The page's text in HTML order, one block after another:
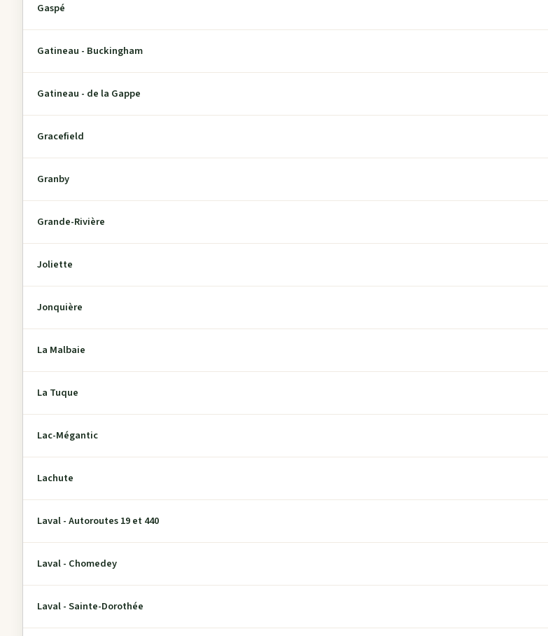
Gaspé
Gatineau - Buckingham
Gatineau - de la Gappe
Gracefield
Granby
Grande-Rivière
Joliette
Jonquière
La Malbaie
La Tuque
Lac-Mégantic
Lachute
Laval - Autoroutes 19 et 440
Laval - Chomedey
Laval - Sainte-Dorothée